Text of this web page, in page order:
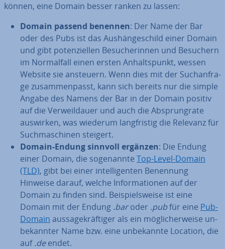
können, eine Domain besser ranken zu lassen:
Domain passend benennen: Der Name der Bar
oder des Pubs ist das Aus­hän­ge­schild einer Domain
und gibt po­ten­zi­el­len Be­su­che­rin­nen und Besuchern
im Nor­mal­fall einen ersten An­halts­punkt, wessen
Website sie ansteuern. Wenn dies mit der Such­an­fra­
ge zu­sam­men­passt, kann sich bereits nur die simple
Angabe des Namens der Bar in der Domain positiv
auf die Ver­weil­dau­er und auch die Ab­sprungra­te
auswirken, was wiederum lang­fris­tig die Relevanz für
Such­ma­schi­nen steigert.
Domain-Endung sinnvoll ergänzen: Die Endung
einer Domain, die so­ge­nann­te Top-Level-Domain
(TLD), gibt bei einer in­tel­li­gen­ten Benennung
Hinweise darauf, welche In­for­ma­tio­nen auf der
Domain zu finden sind. Bei­spiels­wei­se ist eine
Domain mit der Endung .baroder .pubfür eine Pub-
Domain aus­sa­ge­kräf­ti­ger als ein mög­li­cher­wei­se un­
be­kann­ter Name bzw. eine un­be­kann­te Location, die
auf.deendet.